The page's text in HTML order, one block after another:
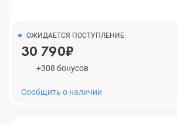
ОЖИДАЕТСЯ ПОСТУПЛЕНИЕ
30 790₽
+308 бонусов
Cообщить о наличии